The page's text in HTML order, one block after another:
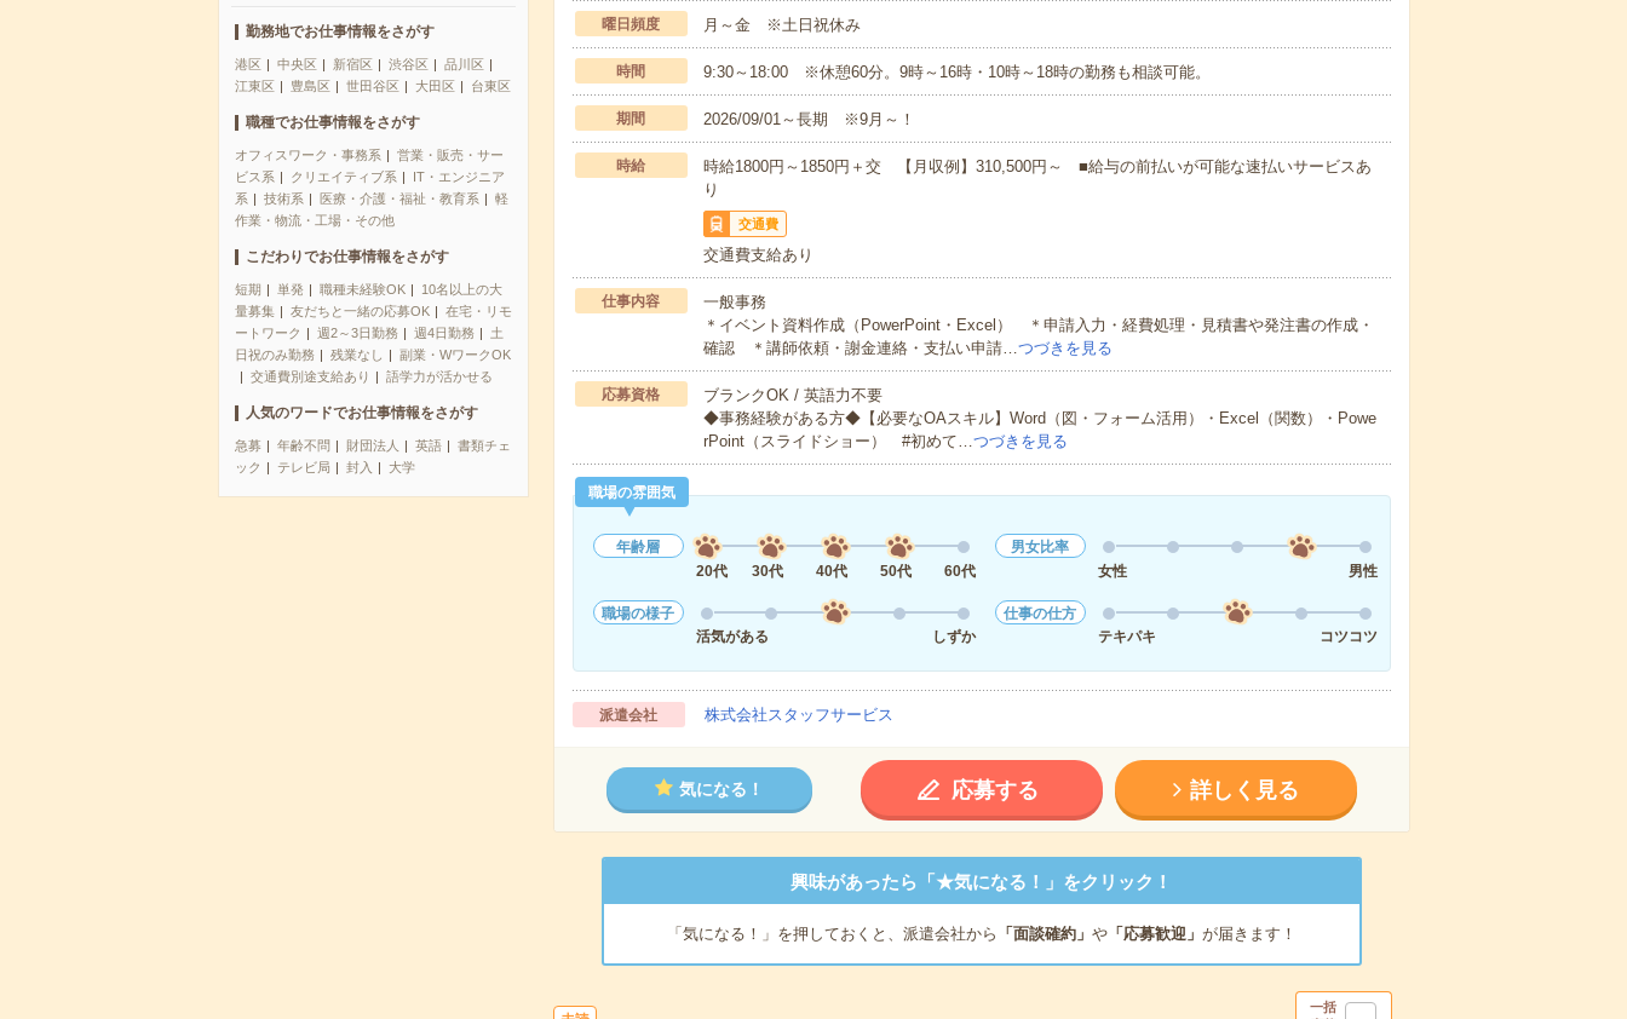
勤務地でお仕事情報をさがす
港区 中央区 新宿区 渋谷区
品川区
江東区
豊島区 世田谷区 大田区 台東区
職種でお仕事情報をさがす
オフィスワーク・事務系
営業・販売・サー
ビス系
クリエイティブ系
IT・エンジニア
系
技術系 医療・介護・福祉・教育系
軽
作業・物流・工場・その他
こだわりでお仕事情報をさがす
短期 単発 職種未経験OK
10名以上の大
量募集
友だちと一緒の応募OK
在宅・リモ
ートワーク
週2～3日勤務 週4日勤務
土
日祝のみ勤務
残業なし
副業・WワークOK
交通費別途支給あり
語学力が活かせる
人気のワードでお仕事情報をさがす
急募 年齢不問 財団法人 英語
書類チェ
ック
テレビ局 封入 大学
曜日頻度 月～金 ※土日祝休み
時間 9:30～18:00 ※休憩60分。9時～16時・10時～18時の勤務も相談可能。
期間 2026/09/01～長期 ※9月～！
時給
時給1800円～1850円＋交 【月収例】310,500円～ ■給与の前払いが可能な速払いサービスあ
り
交通費
交通費支給あり
仕事内容
一般事務
＊イベント資料作成（PowerPoint・Excel） ＊申請入力・経費処理・見積書や発注書の作成・
確認 ＊講師依頼・謝金連絡・支払い申請…つづきを見る
応募資格
ブランクOK / 英語力不要
◆事務経験がある方◆【必要なOAスキル】Word（図・フォーム活用）・Excel（関数）・Powe
rPoint（スライドショー） #初めて…つづきを見る
職場の雰囲気
年齢層
20代
30代 40代 50代 60代
男女比率
女性
男性
職場の様子
活気がある
しずか
仕事の仕方
テキパキ
コツコツ
派遣会社 株式会社スタッフサービス
気になる！ 応募する 詳しく見る
興味があったら「★気になる！」をクリック！
「気になる！」を押しておくと、派遣会社から 「面談確約」 や「応募歓迎」 が届きます！
一括